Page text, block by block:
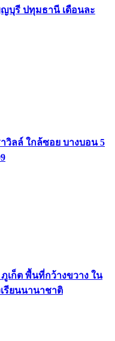
ญบุรี ปทุมธานี เดือนละ
วิลล์ ใกล้ซอย บางบอน 5
ภูเก็ต พื้นที่กว้างขวาง ใน
รียนนานาชาติ